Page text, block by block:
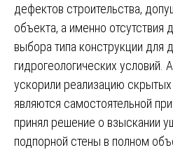
дефектов строительства,
объекта, а именно отсутствия
выбора типа конструкции для
гидрогеологических
ускорили реализацию
являются самостоятельной
принял решение о взыскании
подпорной стены в полном